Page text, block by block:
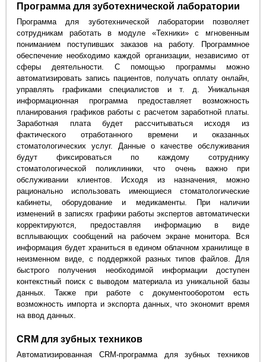
Программа для зуботехнической лаборатории
Программа для зуботехнической лаборатории позволяет
сотрудникам работать в модуле «Техники» с мгновенным
пониманием поступивших заказов на работу. Программное
обеспечение необходимо каждой организации, независимо от
сферы деятельности. С помощью программы можно
автоматизировать запись пациентов, получать оплату онлайн,
управлять графиками специалистов и т. д. Уникальная
информационная программа предоставляет возможность
планирования графиков работы с расчетом заработной платы.
Заработная плата будет рассчитываться исходя из
фактического отработанного времени и оказанных
стоматологических услуг. Данные о качестве обслуживания
будут фиксироваться по каждому сотруднику
стоматологической поликлиники, что очень важно при
обслуживании клиентов. Исходя из назначения, можно
рационально использовать имеющиеся стоматологические
кабинеты, оборудование и медикаменты. При наличии
изменений в записях графики работы экспертов автоматически
корректируются, предоставляя информацию в виде
всплывающих сообщений на рабочем экране монитора. Вся
информация будет храниться в едином облачном хранилище в
неизменном виде, с поддержкой разных типов файлов. Для
быстрого получения необходимой информации доступен
контекстный поиск с выводом материала из уникальной базы
данных. Также при работе с документооборотом есть
возможность импорта и экспорта данных, что экономит время
на ввод данных.
CRM для зубных техников
Автоматизированная CRM-программа для зубных техников